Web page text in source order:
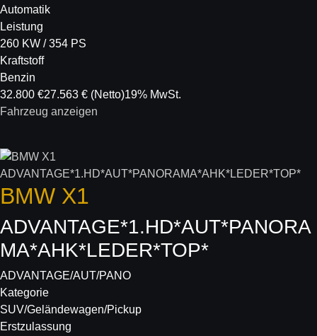
Automatik
Leistung
260 KW / 354 PS
Kraftstoff
Benzin
32.800 €27.563 € (Netto)19% MwSt.
Fahrzeug anzeigen
BMW X1
ADVANTAGE*1.HD*AUT*PANORA
MA*AHK*LEDER*TOP*
ADVANTAGE/AUT/PANO
Kategorie
SUV/Geländewagen/Pickup
Erstzulassung